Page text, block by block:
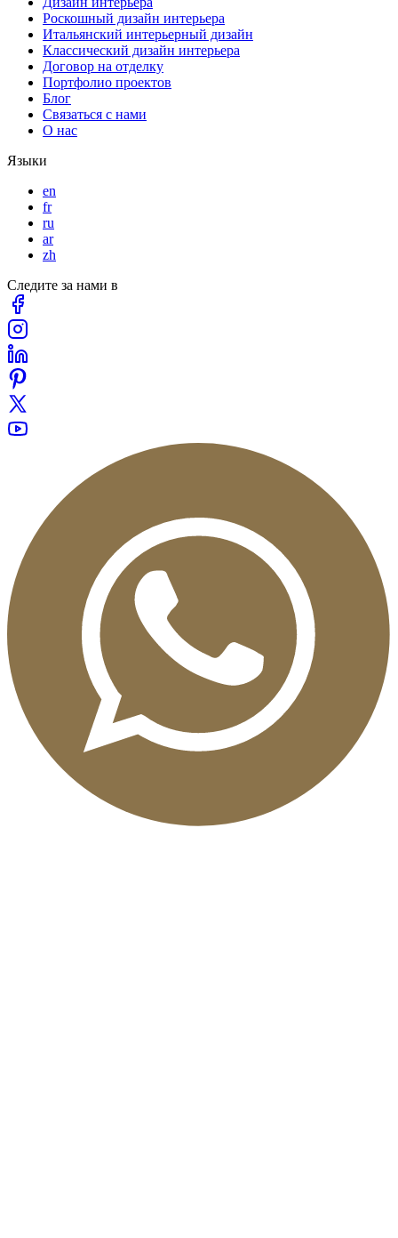
Роскошный дизайн интерьера
Итальянский интерьерный дизайн
Классический дизайн интерьера
Договор на отделку
Портфолио проектов
Блог
Связаться с нами
О нас
Языки
en
fr
ru
ar
zh
Следите за нами в